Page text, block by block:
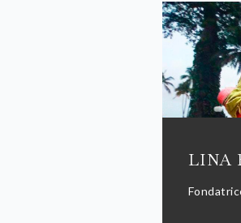
LINA